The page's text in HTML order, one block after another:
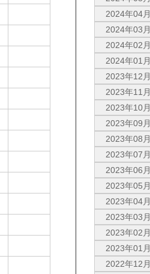
2024年04月
2024年03月
2024年02月
2024年01月
2023年12月
2023年11月
2023年10月
2023年09月
2023年08月
2023年07月
2023年06月
2023年05月
2023年04月
2023年03月
2023年02月
2023年01月
2022年12月